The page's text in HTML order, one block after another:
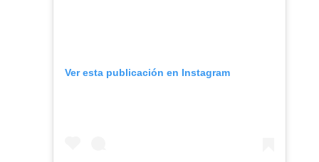
Ver esta publicación en Instagram